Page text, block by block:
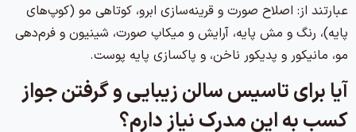
عبارتند از: اصلاح صورت و قرینه‌سازی ابرو، کوتاهی مو (کوپ‌های
پایه)، رنگ و مش پایه، آرایش و میکاپ صورت، شینیون و فرم‌دهی
مو، مانیکور و پدیکور ناخن، و پاکسازی پایه پوست.
آیا برای تاسیس سالن زیبایی و گرفتن جواز
کسب به این مدرک نیاز دارم؟